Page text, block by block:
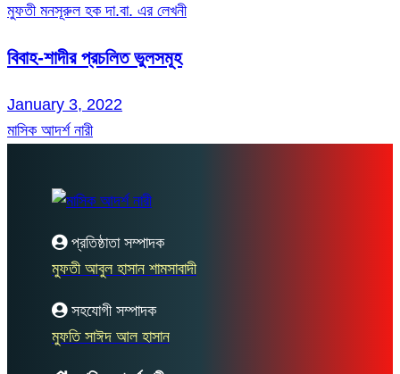
মুফতী মনসূরুল হক দা.বা. এর লেখনী
বিবাহ-শাদীর প্রচলিত ভুলসমূহ
January 3, 2022
মাসিক আদর্শ নারী
প্রতিষ্ঠাতা সম্পাদক
মুফতী আবুল হাসান শামসাবাদী
সহযোগী সম্পাদক
মুফতি সাঈদ আল হাসান